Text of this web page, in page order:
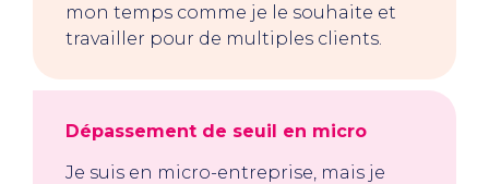
mon temps comme je le souhaite et
travailler pour de multiples clients.
Dépassement de seuil en micro
Je suis en micro-entreprise, mais je